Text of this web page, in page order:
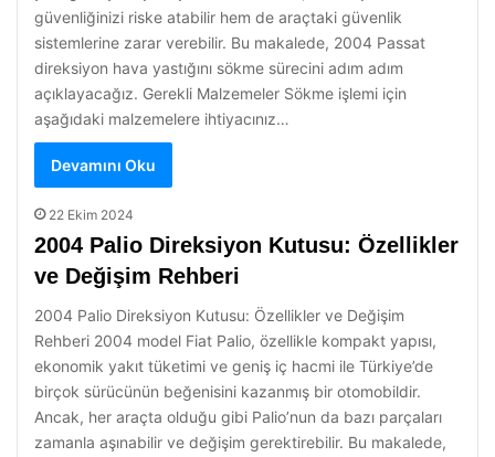
güvenliğinizi riske atabilir hem de araçtaki güvenlik
sistemlerine zarar verebilir. Bu makalede, 2004 Passat
direksiyon hava yastığını sökme sürecini adım adım
açıklayacağız. Gerekli Malzemeler Sökme işlemi için
aşağıdaki malzemelere ihtiyacınız…
Devamını Oku
22 Ekim 2024
2004 Palio Direksiyon Kutusu: Özellikler
ve Değişim Rehberi
2004 Palio Direksiyon Kutusu: Özellikler ve Değişim
Rehberi 2004 model Fiat Palio, özellikle kompakt yapısı,
ekonomik yakıt tüketimi ve geniş iç hacmi ile Türkiye’de
birçok sürücünün beğenisini kazanmış bir otomobildir.
Ancak, her araçta olduğu gibi Palio’nun da bazı parçaları
zamanla aşınabilir ve değişim gerektirebilir. Bu makalede,